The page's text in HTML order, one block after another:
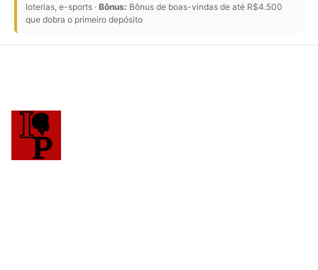
loterias, e-sports · Bônus: Bônus de boas-vindas de até R$4.500
que dobra o primeiro depósito